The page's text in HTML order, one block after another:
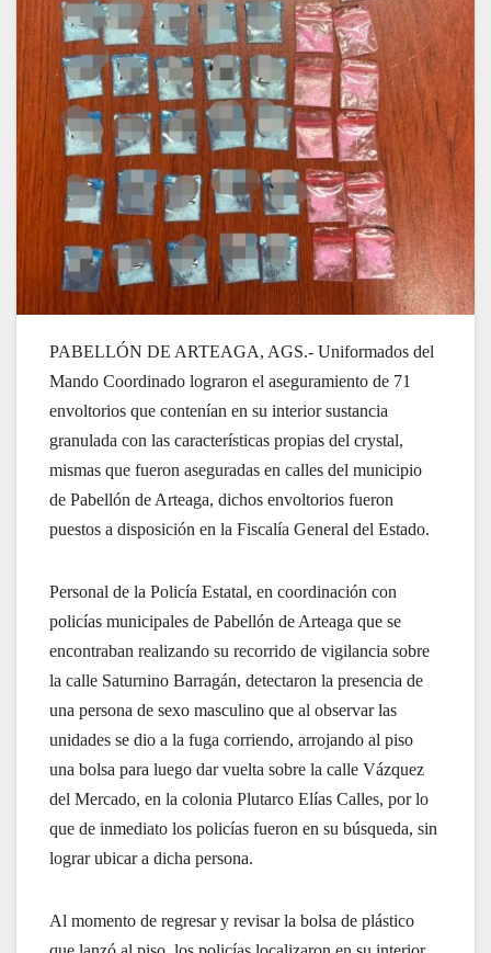
PABELLÓN DE ARTEAGA, AGS.- Uniformados del
Mando Coordinado lograron el aseguramiento de 71
envoltorios que contenían en su interior sustancia
granulada con las características propias del crystal,
mismas que fueron aseguradas en calles del municipio
de Pabellón de Arteaga, dichos envoltorios fueron
puestos a disposición en la Fiscalía General del Estado.
Personal de la Policía Estatal, en coordinación con
policías municipales de Pabellón de Arteaga que se
encontraban realizando su recorrido de vigilancia sobre
la calle Saturnino Barragán, detectaron la presencia de
una persona de sexo masculino que al observar las
unidades se dio a la fuga corriendo, arrojando al piso
una bolsa para luego dar vuelta sobre la calle Vázquez
del Mercado, en la colonia Plutarco Elías Calles, por lo
que de inmediato los policías fueron en su búsqueda, sin
lograr ubicar a dicha persona.
Al momento de regresar y revisar la bolsa de plástico